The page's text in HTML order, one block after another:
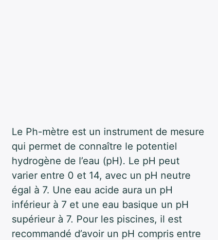
Le Ph-mètre est un instrument de mesure
qui permet de connaître le potentiel
hydrogène de l’eau (pH). Le pH peut
varier entre 0 et 14, avec un pH neutre
égal à 7. Une eau acide aura un pH
inférieur à 7 et une eau basique un pH
supérieur à 7. Pour les piscines, il est
recommandé d’avoir un pH compris entre